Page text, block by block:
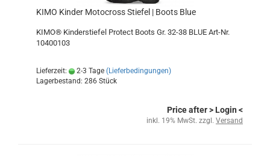
KIMO Kinder Motocross Stiefel | Boots Blue
KIMO® Kinderstiefel Protect Boots Gr. 32-38 BLUE Art-Nr.
10400103
Lieferzeit: 2-3 Tage (Lieferbedingungen)
Lagerbestand: 286 Stück
Price after> Login <
inkl. 19% MwSt. zzgl. Versand